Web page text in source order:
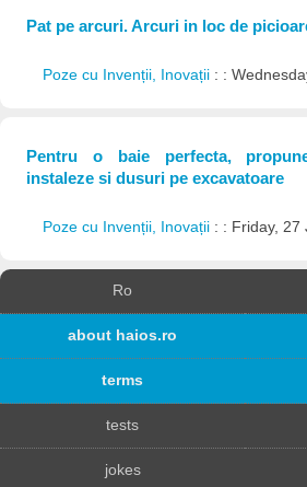
Pat pe arcuri. Arcuri in loc de
Poze cu Invenții, Inovații : :
Pentru o baie perfecta,
instaleze si dusuri pe excavatoare
Poze cu Invenții, Inovații : : Friday, 27
Ro
about haios.ro
terms
tests
jokes